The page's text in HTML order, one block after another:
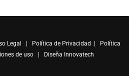
Legal | Política de Privacidad |
Política
de uso| Diseña Innovatech